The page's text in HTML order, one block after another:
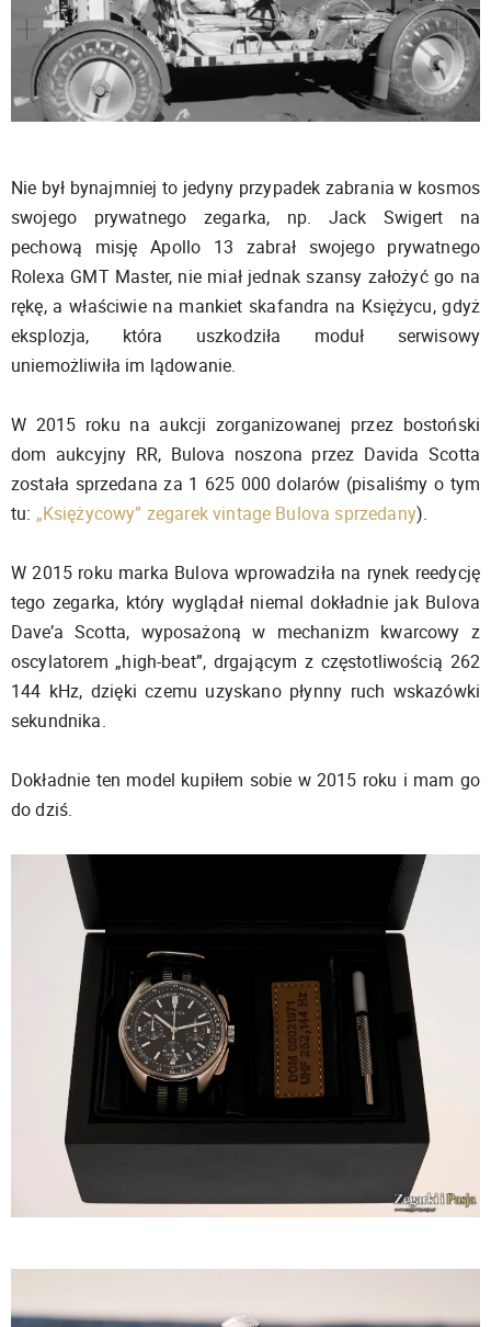
Nie był bynajmniej to jedyny przypadek zabrania w kosmos
swojego prywatnego zegarka, np. Jack Swigert na
pechową misję Apollo 13 zabrał swojego prywatnego
Rolexa GMT Master, nie miał jednak szansy założyć go na
rękę, a właściwie na mankiet skafandra na Księżycu, gdyż
eksplozja, która uszkodziła moduł serwisowy
uniemożliwiła im lądowanie.
W 2015 roku na aukcji zorganizowanej przez bostoński
dom aukcyjny RR, Bulova noszona przez Davida Scotta
została sprzedana za 1 625 000 dolarów (pisaliśmy o tym
tu: „Księżycowy” zegarek vintage Bulova sprzedany).
W 2015 roku marka Bulova wprowadziła na rynek reedycję
tego zegarka, który wyglądał niemal dokładnie jak Bulova
Dave’a Scotta, wyposażoną w mechanizm kwarcowy z
oscylatorem „high-beat”, drgającym z częstotliwością 262
144 kHz, dzięki czemu uzyskano płynny ruch wskazówki
sekundnika.
Dokładnie ten model kupiłem sobie w 2015 roku i mam go
do dziś.